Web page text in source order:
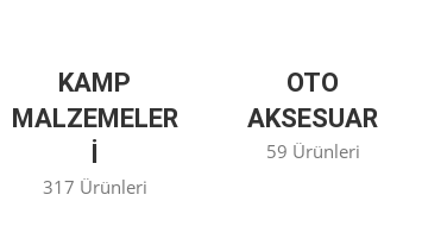
KAMP
MALZEMELER
I
317 Ürünleri
OTO
AKSESUAR
59 Ürünleri